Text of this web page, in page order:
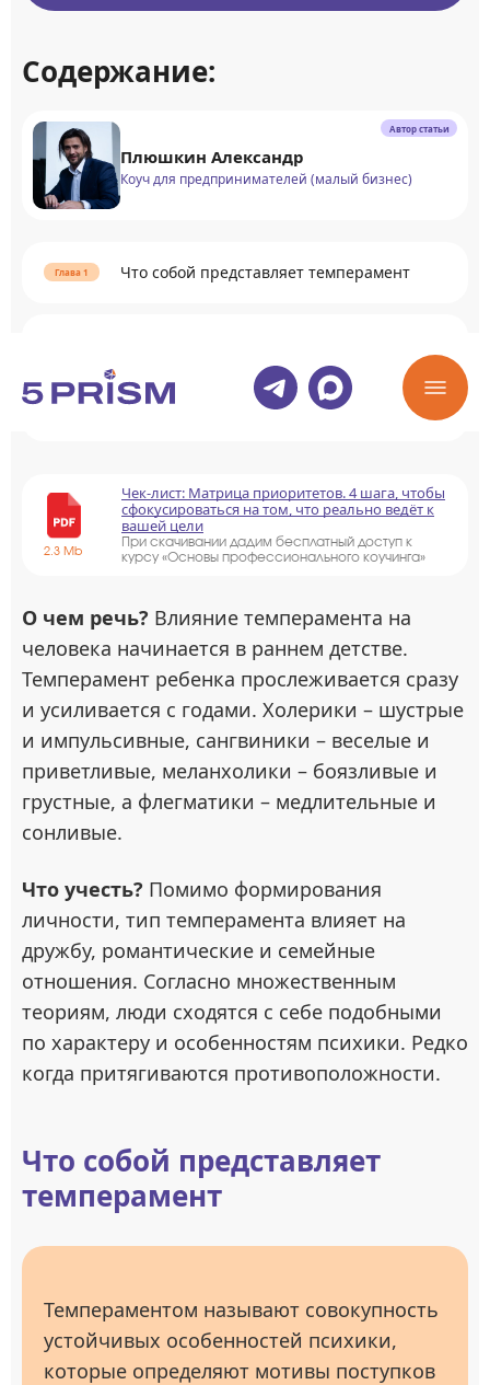
Содержание:
Автор статьи
Плюшкин Александр
Коуч для предпринимателей (малый бизнес)
Что собой представляет темперамент
Раскрыть содержание
2.3 Mb
Чек-лист: Матрица приоритетов. 4 шага, чтобы
сфокусироваться на том, что реально ведёт к
вашей цели
При скачивании дадим бесплатный доступ к
курсу «Основы профессионального коучинга»
О чем речь? Влияние темперамента на
человека начинается в раннем детстве.
Темперамент ребенка прослеживается сразу
и усиливается с годами. Холерики – шустрые
и импульсивные, сангвиники – веселые и
приветливые, меланхолики – боязливые и
грустные, а флегматики – медлительные и
сонливые.
Что учесть? Помимо формирования
личности, тип темперамента влияет на
дружбу, романтические и семейные
отношения. Согласно множественным
теориям, люди сходятся с себе подобными
по характеру и особенностям психики. Редко
когда притягиваются противоположности.
Что собой представляет
темперамент
Темпераментом называют совокупность
устойчивых особенностей психики,
которые определяют мотивы поступков